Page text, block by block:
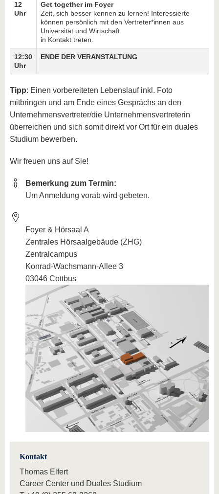
12
Uhr
Get together im Foyer
Zeit, sich besser kennen zu lernen! Interessierte
können persönlich mit den Vertreter*innen aus
Universität und Wirtschaft
in Kontakt treten.
12:30
Uhr
ENDE DER VERANSTALTUNG
Tipp: Einen vorbereiteten Lebenslauf inkl. Foto
mitbringen und am Ende eines Gesprächs an den
Unternehmensvertreter/die Unternehmensvertreterin
überreichen und sich somit direkt vor Ort für ein duales
Studium bewerben.
Wir freuen uns auf Sie!
Bemerkung zum Termin:
Um Anmeldung vorab wird gebeten.
Foyer & Hörsaal A
Zentrales Hörsaalgebäude (ZHG)
Zentralcampus
Konrad-Wachsmann-Allee 3
03046 Cottbus
Kontakt
Thomas Elfert
Career Center und Duales Studium